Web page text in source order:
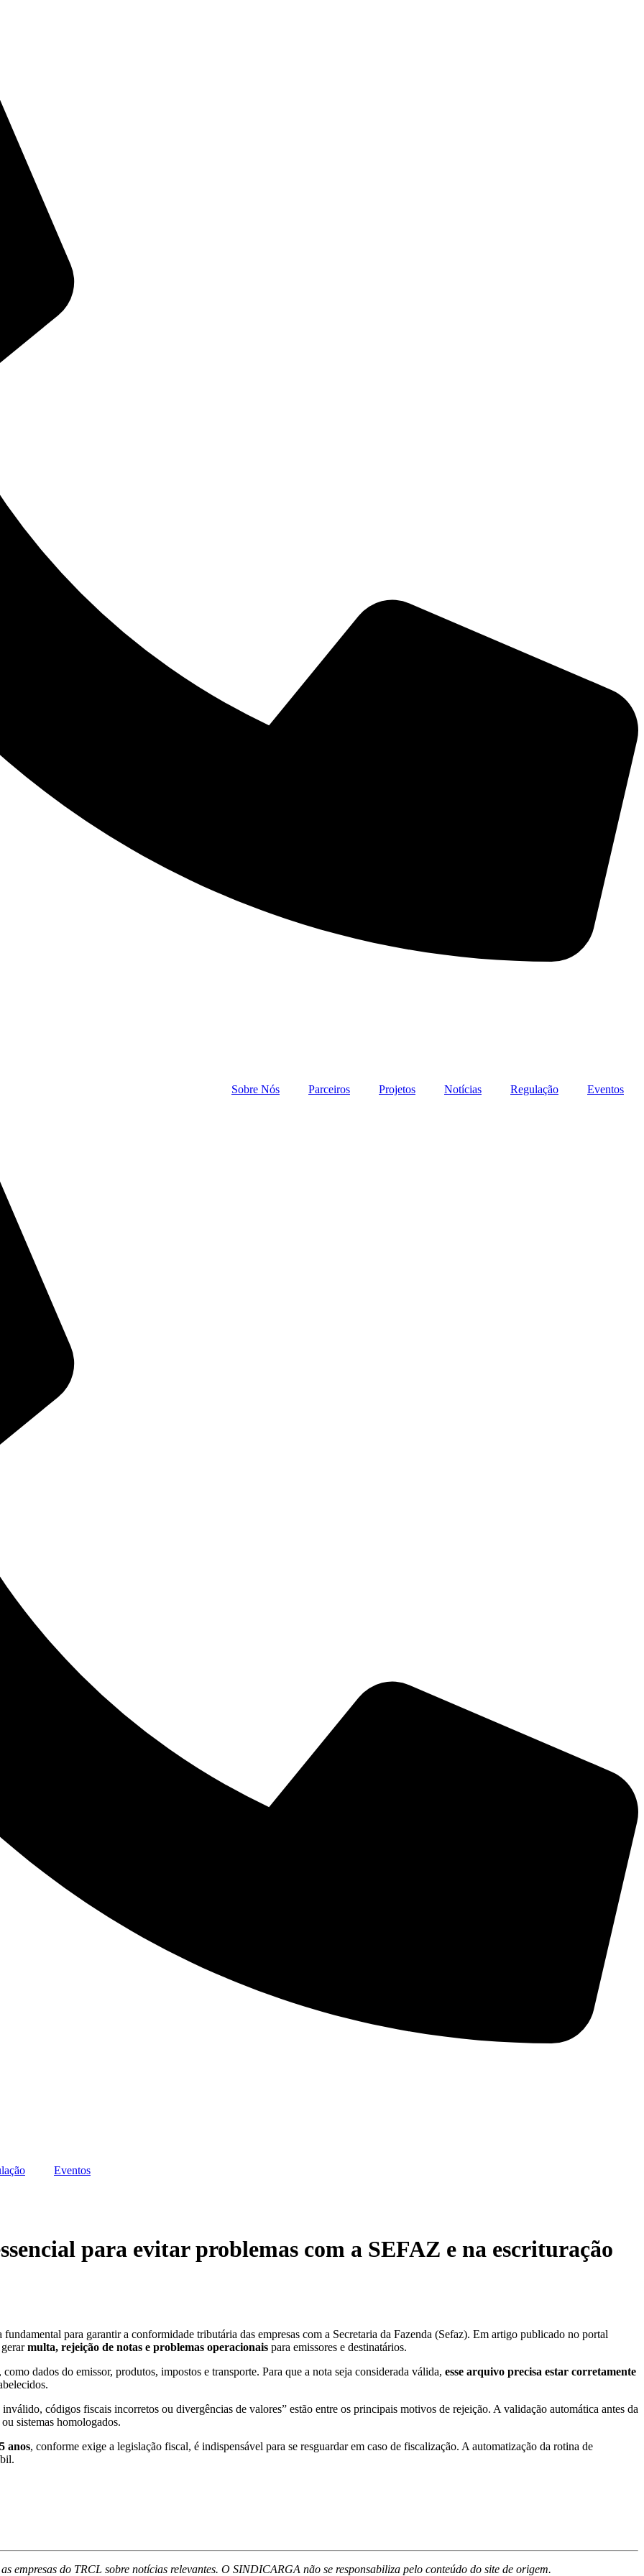
Sobre Nós Parceiros Projetos Notícias Regulação Eventos
Eventos
para evitar problemas com a SEFAZ e na escrituração
fundamental para garantir a conformidade tributária das empresas com a Secretaria da Fazenda (Sefaz). Em artigo publicado no portal
multa, rejeição de notas e problemas operacionais para emissores e destinatários.
dados do emissor, produtos, impostos e transporte. Para que a nota seja considerada válida, esse arquivo precisa estar corretamente
códigos fiscais incorretos ou divergências de valores” estão entre os principais motivos de rejeição. A validação automática antes da
sistemas homologados.
anos, conforme exige a legislação fiscal, é indispensável para se resguardar em caso de fiscalização. A automatização da rotina de
empresas do TRCL sobre notícias relevantes. O SINDICARGA não se responsabiliza pelo conteúdo do site de origem.